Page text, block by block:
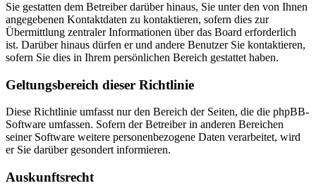
Sie gestatten dem Betreiber darüber hinaus, Sie unter den von Ihnen
angegebenen Kontaktdaten zu kontaktieren, sofern dies zur
Übermittlung zentraler Informationen über das Board erforderlich
ist. Darüber hinaus dürfen er und andere Benutzer Sie kontaktieren,
sofern Sie dies in Ihrem persönlichen Bereich gestattet haben.
Geltungsbereich dieser Richtlinie
Diese Richtlinie umfasst nur den Bereich der Seiten, die die phpBB-
Software umfassen. Sofern der Betreiber in anderen Bereichen
seiner Software weitere personenbezogene Daten verarbeitet, wird
er Sie darüber gesondert informieren.
Auskunftsrecht